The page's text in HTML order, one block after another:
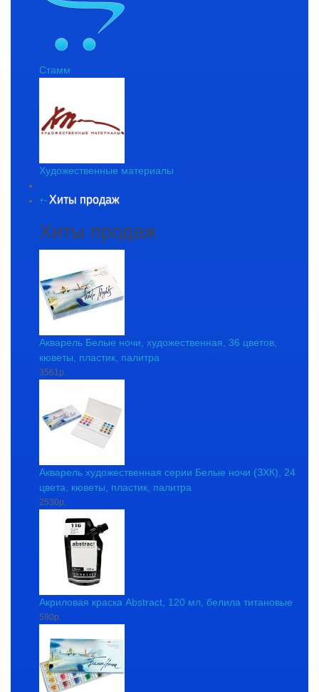
Стамм
Художественные материалы
+- Хиты продаж
Хиты продаж
Акварель Белые ночи, художественная, 36 цветов,
кюветы, пластик, палитра
3561р.
Акварель художественная серии Белые ночи (ЗХК), 24
цвета, кюветы, пластик, палитра
2530р.
Акриловая краска Abstract, 120 мл, белила титановые
590р.